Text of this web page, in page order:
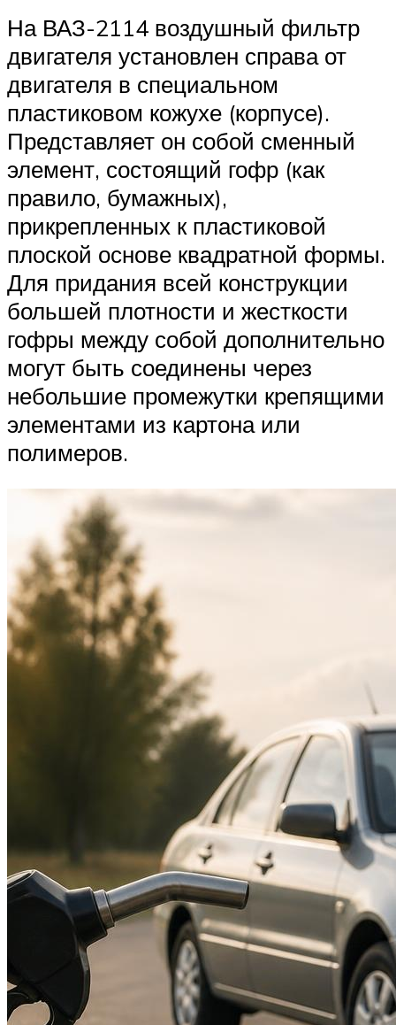
На ВАЗ-2114 воздушный фильтр
двигателя установлен справа от
двигателя в специальном
пластиковом кожухе (корпусе).
Представляет он собой сменный
элемент, состоящий гофр (как
правило, бумажных),
прикрепленных к пластиковой
плоской основе квадратной формы.
Для придания всей конструкции
большей плотности и жесткости
гофры между собой дополнительно
могут быть соединены через
небольшие промежутки крепящими
элементами из картона или
полимеров.